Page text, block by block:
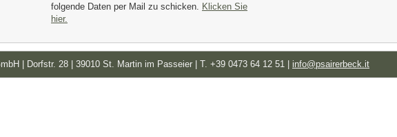
folgende Daten per Mail zu schicken. Klicken Sie
hier.
| Dorfstr. 28 | 39010 St. Martin im Passeier | T. +39 0473 64 12 51 | info@psairerbeck.it